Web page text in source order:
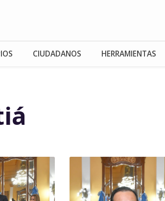
CIUDADANOS HERRAMIENTAS